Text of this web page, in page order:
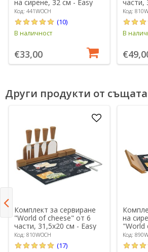
на сирене, 32 см - Easy
Life
Код: 441WOCH
(10)
В наличност
€33,00
части,
Life
Код:
В
Други продукти от
Комплект за сервиране
"World of cheese" от 6
части, 31,5x20 см - Easy
Life
Код: 810WOCH
(17)
на
"World
см -
Код: